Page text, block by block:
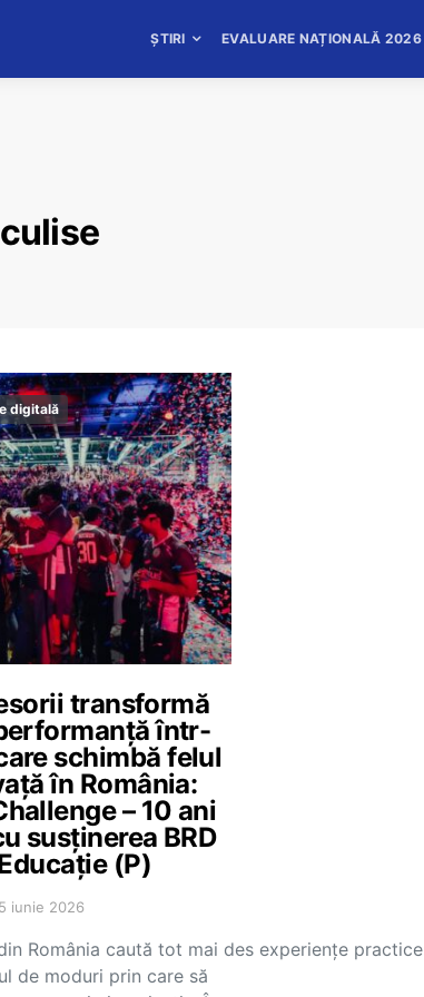
ȘTIRI EVALUARE NAȚIONALĂ 2026
digitală
transformă
într-
schimbă felul
în România:
– 10 ani
susținerea BRD
(P)
iunie 2026
România caută tot mai des experiențe practice
de moduri prin care să